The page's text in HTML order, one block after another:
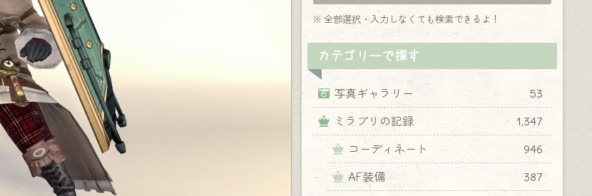
※ 全部選択・入力しなくても検索できるよ！
カテゴリーで探す
写真ギャラリー
53
ミラプリの記録
1,347
コーディネート
946
AF装備
387